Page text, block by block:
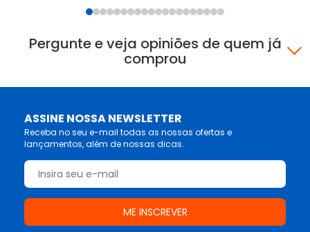
Pergunte e veja opiniões de quem já
comprou
ASSINE NOSSA NEWSLETTER
Receba no seu e-mail todas as nossas ofertas e
lançamentos, além de nossas dicas.